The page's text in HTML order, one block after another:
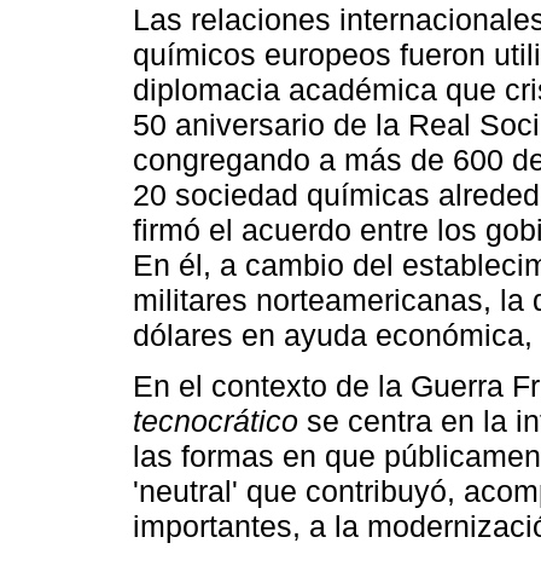
Las relaciones
químicos europeos fueron
diplomacia académica que
50 aniversario de la Real
congregando a más de 600
20 sociedad químicas
firmó el acuerdo entre los
En él, a cambio del
militares norteamericanas, la
dólares en ayuda
En el contexto de la Guerra
tecnocrático se centra en la
las formas en que
'neutral' que contribuyó,
importantes, a la